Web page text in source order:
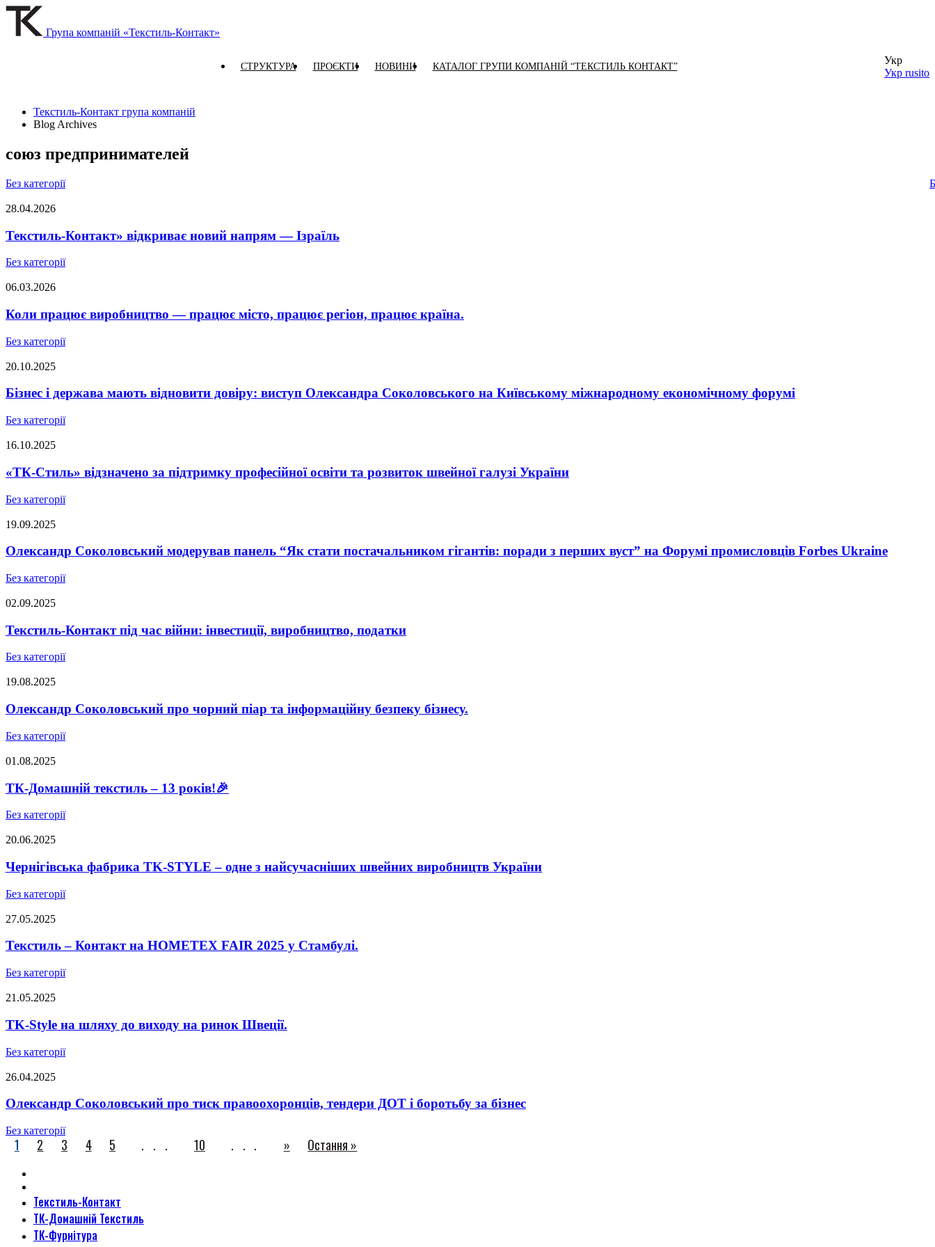
Група компаній «Текстиль-Контакт»
СТРУКТУРА ПРОЄКТИ НОВИНИ КАТАЛОГ ГРУПИ КОМПАНІЙ “ТЕКСТИЛЬ КОНТАКТ”
Укр
Укр rusito
Текстиль-Контакт група компаній
Blog Archives
союз предпринимателей
Без категорії
28.04.2026
Текстиль-Контакт» відкриває новий напрям — Ізраїль
Без категорії
06.03.2026
Коли працює виробництво — працює місто, працює регіон, працює країна.
Без категорії
20.10.2025
Бізнес і держава мають відновити довіру: виступ Олександра Соколовського на Київському міжнародному економічному форумі
Без категорії
16.10.2025
«ТК-Стиль» відзначено за підтримку професійної освіти та розвиток швейної галузі України
Без категорії
19.09.2025
Олександр Соколовський модерував панель “Як стати постачальником гігантів: поради з перших вуст” на Форумі промисловців Forbes Ukraine
Без категорії
02.09.2025
Текстиль-Контакт під час війни: інвестиції, виробництво, податки
Без категорії
19.08.2025
Олександр Соколовський про чорний піар та інформаційну безпеку бізнесу.
Без категорії
01.08.2025
ТК-Домашній текстиль – 13 років!🎉
Без категорії
20.06.2025
Чернігівська фабрика TK-STYLE – одне з найсучасніших швейних виробництв України
Без категорії
27.05.2025
Текстиль – Контакт на HOMETEX FAIR 2025 у Стамбулі.
Без категорії
21.05.2025
TK-Style на шляху до виходу на ринок Швеції.
Без категорії
26.04.2025
Олександр Соколовський про тиск правоохоронців, тендери ДОТ і боротьбу за бізнес
Без категорії
1 2 3 4 5 ... 10 ... » Остання »
Текстиль-Контакт
ТК-Домашній Текстиль
ТК-Фурнітура